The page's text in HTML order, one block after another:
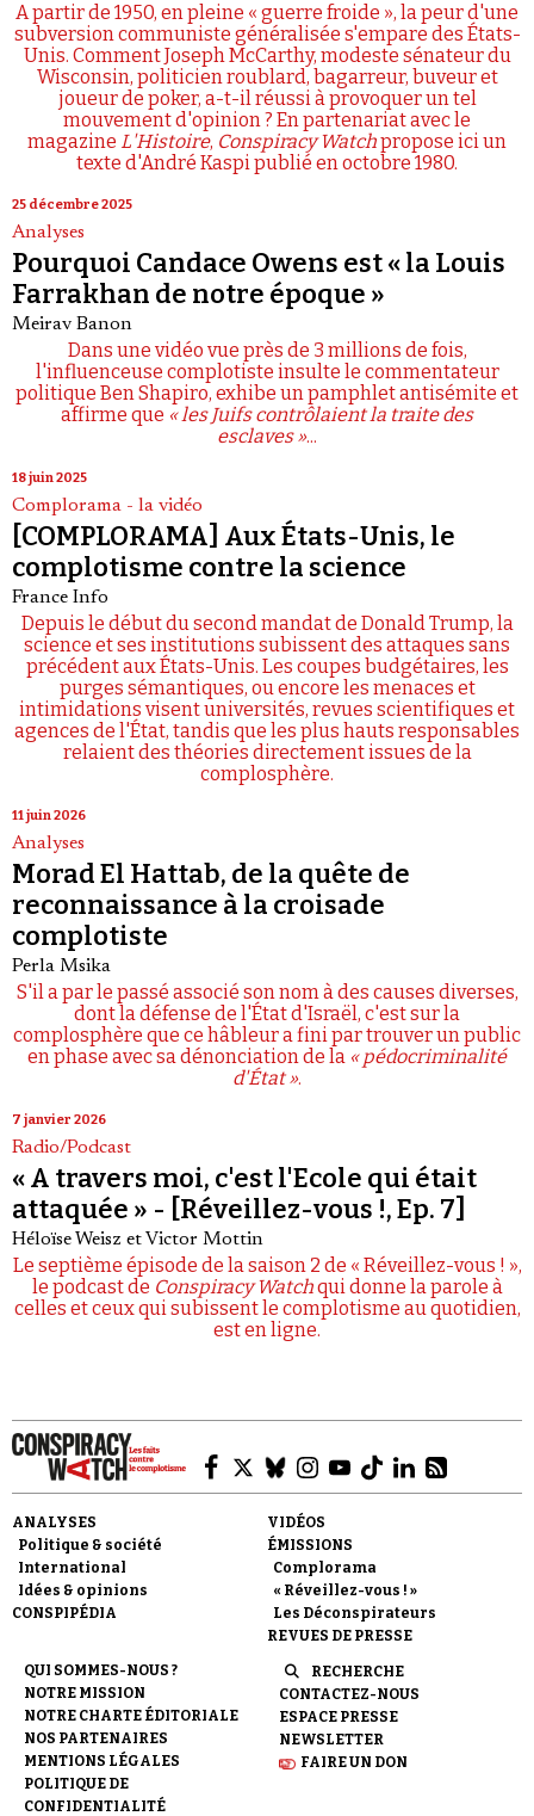
A partir de 1950, en pleine « guerre froide », la peur d'une
subversion communiste généralisée s'empare des États-
Unis. Comment Joseph McCarthy, modeste sénateur du
Wisconsin, politicien roublard, bagarreur, buveur et
joueur de poker, a-t-il réussi à provoquer un tel
mouvement d'opinion ? En partenariat avec le
magazine L'Histoire, Conspiracy Watchpropose ici un
texte d'André Kaspi publié en octobre 1980.
25 décembre 2025
Analyses
Pourquoi Candace Owens est « la Louis
Farrakhan de notre époque »
Meirav Banon
Dans une vidéo vue près de 3 millions de fois,
l'influenceuse complotiste insulte le commentateur
politique Ben Shapiro, exhibe un pamphlet antisémite et
affirme que « les Juifs contrôlaient la traite des
esclaves »...
18 juin 2025
Complorama - la vidéo
[COMPLORAMA] Aux États-Unis, le
complotisme contre la science
France Info
Depuis le début du second mandat de Donald Trump, la
science et ses institutions subissent des attaques sans
précédent aux États-Unis. Les coupes budgétaires, les
purges sémantiques, ou encore les menaces et
intimidations visent universités, revues scientifiques et
agences de l'État, tandis que les plus hauts responsables
relaient des théories directement issues de la
complosphère.
11 juin 2026
Analyses
Morad El Hattab, de la quête de
reconnaissance à la croisade
complotiste
Perla Msika
S'il a par le passé associé son nom à des causes diverses,
dont la défense de l'État d'Israël, c'est sur la
complosphère que ce hâbleur a fini par trouver un public
en phase avec sa dénonciation de la « pédocriminalité
d'État ».
7 janvier 2026
Radio/Podcast
« A travers moi, c'est l'Ecole qui était
attaquée » - [Réveillez-vous !, Ep. 7]
Héloïse Weisz et Victor Mottin
Le septième épisode de la saison 2 de « Réveillez-vous ! »,
le podcast de Conspiracy Watchqui donne la parole à
celles et ceux qui subissent le complotisme au quotidien,
est en ligne.
ANALYSES
Politique & société
International
Idées & opinions
CONSPIPÉDIA
VIDÉOS
ÉMISSIONS
Complorama
« Réveillez-vous ! »
Les Déconspirateurs
REVUES DE PRESSE
QUI SOMMES-NOUS ?
NOTRE MISSION
NOTRE CHARTE ÉDITORIALE
NOS PARTENAIRES
MENTIONS LÉGALES
POLITIQUE DE
CONFIDENTIALITÉ
RECHERCHE
CONTACTEZ-NOUS
ESPACE PRESSE
NEWSLETTER
FAIRE UN DON